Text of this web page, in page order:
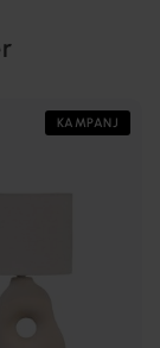
KAMPANJ